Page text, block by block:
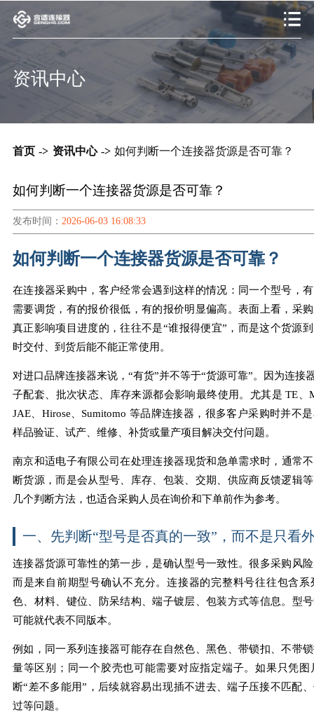
资讯中心
首页 -> 资讯中心 -> 如何判断一个连接器货源是否可靠？
如何判断一个连接器货源是否可靠？
发布时间： 2026-06-03 16:08:33
如何判断一个连接器货源是否可靠？
在连接器采购中，客户经常会遇到这样的情况：同一个型号，
需要调货，有的报价很低，有的报价明显偏高。表面上看，采
真正影响项目进度的，往往不是“谁报得便宜”，而是这个货源
时交付、到货后能不能正常使用。
对进口品牌连接器来说，“有货”并不等于“货源可靠”。因为连接
子配套、批次状态、库存来源都会影响最终使用。尤其是 TE、
JAE、Hirose、Sumitomo 等品牌连接器，很多客户采购时并不
样品验证、试产、维修、补货或量产项目解决交付问题。
南京和适电子有限公司在处理连接器现货和急单需求时，通常
断货源，而是会从型号、库存、包装、交期、供应商反馈逻辑
几个判断方法，也适合采购人员在询价和下单前作为参考。
一、先判断“型号是否真的一致”，而不是只看
连接器货源可靠性的第一步，是确认型号一致性。很多采购风
而是来自前期型号确认不充分。连接器的完整料号往往包含
色、材料、键位、防呆结构、端子镀层、包装方式等信息。型
可能就代表不同版本。
例如，同一系列连接器可能存在自然色、黑色、带锁扣、不带
量等区别；同一个胶壳也可能需要对应指定端子。如果只凭
断“差不多能用”，后续就容易出现插不进去、端子压接不匹配
过等问题。